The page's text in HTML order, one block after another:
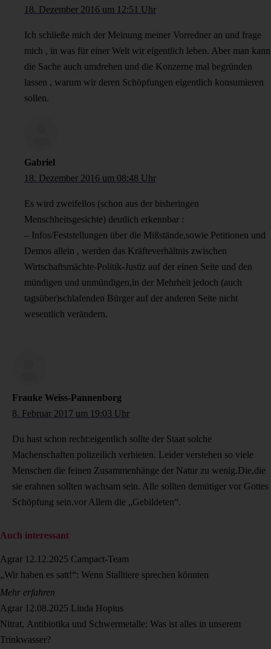
18. Dezember 2016 um 12:51 Uhr
Ich schließe mich der Meinung meiner Vorredner an und frage
mich , in was für einer Welt wir eigentlich leben. Aber man kann
die Sache auch umdrehen und die Konzerne mal begründen
lassen , warum wir deren Schöpfungen eigentlich konsumieren
sollen.
Gabriel
18. Dezember 2016 um 08:48 Uhr
Es wird zweifellos (schon aus der bisheringen
Menschheitsgesichte) deutlich erkennbar :
– Infos/Feststellungen über die Mißstände,sowie Petitionen und
Demos allein , werden das Kräfteverhältnis zwischen
Wirtschaftsmächte-Politik-Justiz auf der einen Seite und den
mündigen und unmündigen,in der Mehrheit jedoch (auch
tagsüber)schlafenden Bürger auf der anderen Seite nicht
wesentlich verändern.
Frauke Weiss-Pannenborg
8. Februar 2017 um 19:03 Uhr
Du hast schon recht:eigentlich sollte der Staat solche
Machenschaften polizeilich verbieten. Leider verstehen so viele
Menschen die feinen Zusammenhänge der Natur zu wenig.Die,die
sie erahnen sollten wachsam sein. Alle sollten demütiger vor Gottes
Schöpfung sein.vor Allem die „Gebildeten“.
Auch interessant
Agrar 12.12.2025 Campact-Team
„Wir haben es satt!“: Wenn Stalltiere sprechen könnten
Mehr erfahren
Agrar 12.08.2025 Linda Hopius
Nitrat, Antibiotika und Schwermetalle: Was ist alles in unserem
Trinkwasser?